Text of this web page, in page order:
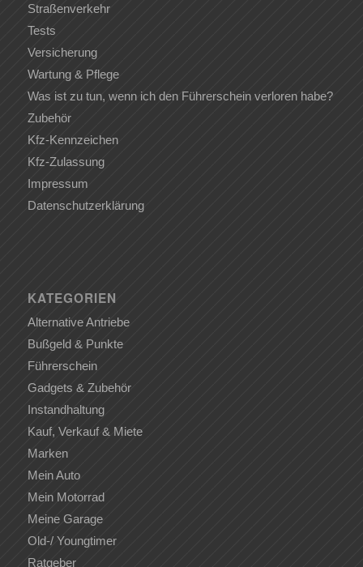
Straßenverkehr
Tests
Versicherung
Wartung & Pflege
Was ist zu tun, wenn ich den Führerschein verloren habe?
Zubehör
Kfz-Kennzeichen
Kfz-Zulassung
Impressum
Datenschutzerklärung
KATEGORIEN
Alternative Antriebe
Bußgeld & Punkte
Führerschein
Gadgets & Zubehör
Instandhaltung
Kauf, Verkauf & Miete
Marken
Mein Auto
Mein Motorrad
Meine Garage
Old-/ Youngtimer
Ratgeber